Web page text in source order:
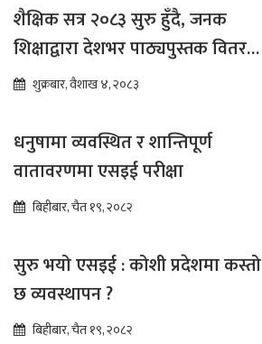
शैक्षिक सत्र २०८३ सुरु हुँदै, जनक
शिक्षाद्वारा देशभर पाठ्यपुस्तक वितरण
तीव्रशुक्रबार, वैशाख ४, २०८३
धनुषामा व्यवस्थित र शान्तिपूर्ण
वातावरणमा एसइई परीक्षा
बिहीबार, चैत १९, २०८२
सुरु भयो एसइई : कोशी प्रदेशमा कस्तो
छ व्यवस्थापन ?
बिहीबार, चैत १९, २०८२